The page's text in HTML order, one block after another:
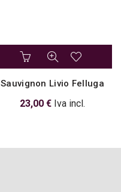
Sauvignon Livio Felluga
23,00 € Iva incl.